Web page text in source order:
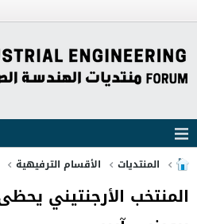
المنتديات الأقسام الترفيهية
المنتخب الأرجنتيني